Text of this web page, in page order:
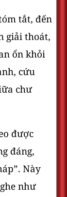
tắt, đến
giải thoát,
ổn khỏi
cứu
chư
được
đáng,
Này
như